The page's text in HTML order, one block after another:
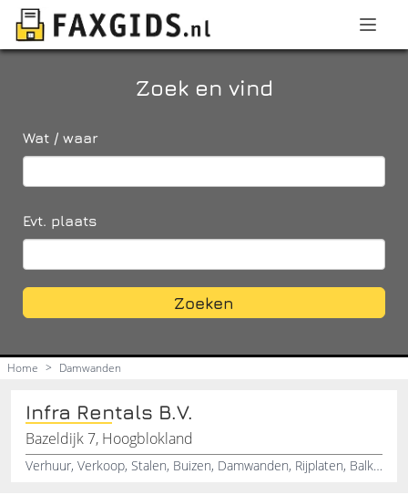
Zoek en vind
Wat / waar
Evt. plaats
Zoeken
Home > Damwanden
Infra Rentals B.V.
Bazeldijk 7, Hoogblokland
Verhuur, Verkoop, Stalen, Buizen, Damwanden, Rijplaten, Balken, Hoogblokland